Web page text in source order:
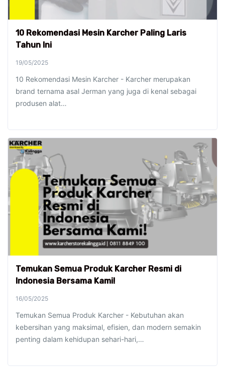
10 Rekomendasi Mesin Karcher Paling Laris
Tahun Ini
19/05/2025
10 Rekomendasi Mesin Karcher - Karcher merupakan
brand ternama asal Jerman yang juga di kenal sebagai
produsen alat…
Temukan Semua Produk Karcher Resmi di
Indonesia Bersama Kami!
16/05/2025
Temukan Semua Produk Karcher - Kebutuhan akan
kebersihan yang maksimal, efisien, dan modern semakin
penting dalam kehidupan sehari-hari,…